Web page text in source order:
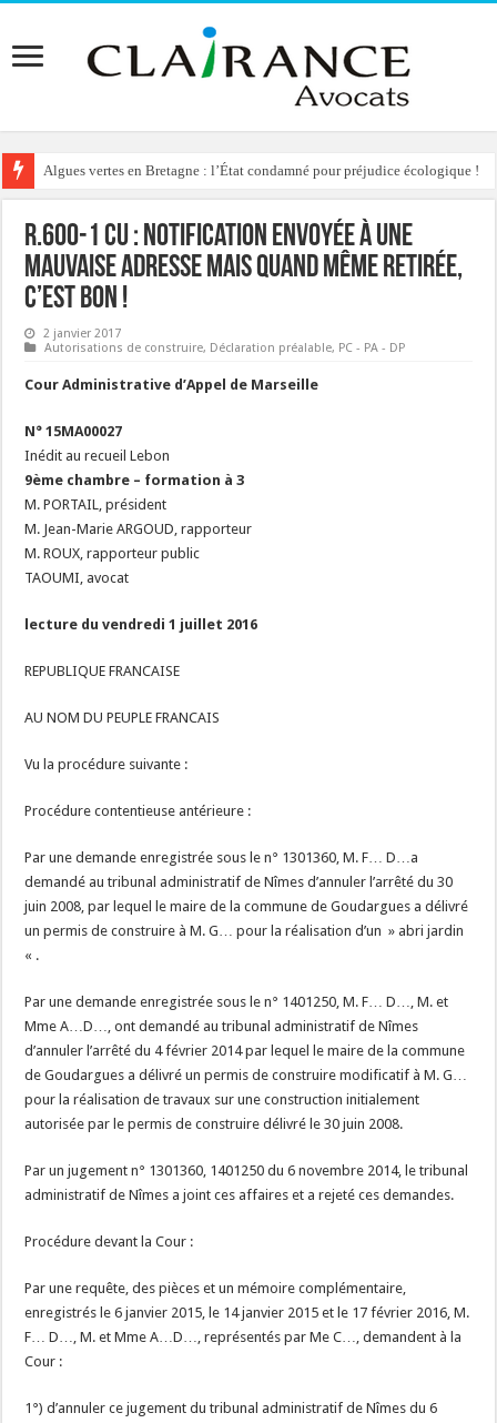
Algues vertes en Bretagne : l’État condamné pour préjudice écologique !
Reconstruction de chalets d’alpage : le préfet condamné à délivrer
R.600-1 CU : notification envoyée à une
mauvaise adresse mais quand même retirée,
c’est bon !
2 janvier 2017
Autorisations de construire, Déclaration préalable, PC - PA - DP
Cour Administrative d’Appel de Marseille
N° 15MA00027
Inédit au recueil Lebon
9ème chambre – formation à 3
M. PORTAIL, président
M. Jean-Marie ARGOUD, rapporteur
M. ROUX, rapporteur public
TAOUMI, avocat
lecture du vendredi 1 juillet 2016
REPUBLIQUE FRANCAISE
AU NOM DU PEUPLE FRANCAIS
Vu la procédure suivante :
Procédure contentieuse antérieure :
Par une demande enregistrée sous le n° 1301360, M. F… D…a
demandé au tribunal administratif de Nîmes d’annuler l’arrêté du 30
juin 2008, par lequel le maire de la commune de Goudargues a délivré
un permis de construire à M. G… pour la réalisation d’un » abri jardin
« .
Par une demande enregistrée sous le n° 1401250, M. F… D…, M. et
Mme A…D…, ont demandé au tribunal administratif de Nîmes
d’annuler l’arrêté du 4 février 2014 par lequel le maire de la commune
de Goudargues a délivré un permis de construire modificatif à M. G…
pour la réalisation de travaux sur une construction initialement
autorisée par le permis de construire délivré le 30 juin 2008.
Par un jugement n° 1301360, 1401250 du 6 novembre 2014, le tribunal
administratif de Nîmes a joint ces affaires et a rejeté ces demandes.
Procédure devant la Cour :
Par une requête, des pièces et un mémoire complémentaire,
enregistrés le 6 janvier 2015, le 14 janvier 2015 et le 17 février 2016, M.
F… D…, M. et Mme A…D…, représentés par Me C…, demandent à la
Cour :
1°) d’annuler ce jugement du tribunal administratif de Nîmes du 6